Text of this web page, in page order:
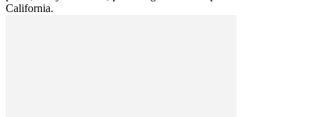
California.